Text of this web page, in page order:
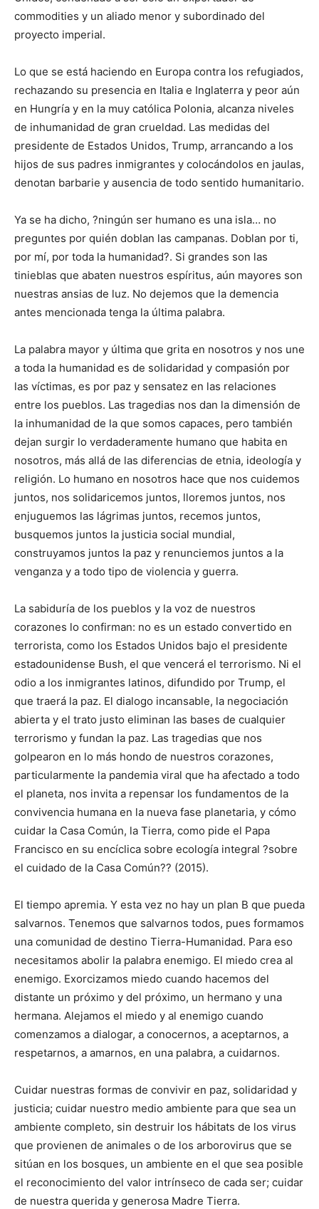
commodities y un aliado menor y subordinado del
proyecto imperial.
Lo que se está haciendo en Europa contra los refugiados,
rechazando su presencia en Italia e Inglaterra y peor aún
en Hungría y en la muy católica Polonia, alcanza niveles
de inhumanidad de gran crueldad. Las medidas del
presidente de Estados Unidos, Trump, arrancando a los
hijos de sus padres inmigrantes y colocándolos en jaulas,
denotan barbarie y ausencia de todo sentido humanitario.
Ya se ha dicho, ?ningún ser humano es una isla… no
preguntes por quién doblan las campanas. Doblan por ti,
por mí, por toda la humanidad?. Si grandes son las
tinieblas que abaten nuestros espíritus, aún mayores son
nuestras ansias de luz. No dejemos que la demencia
antes mencionada tenga la última palabra.
La palabra mayor y última que grita en nosotros y nos une
a toda la humanidad es de solidaridad y compasión por
las víctimas, es por paz y sensatez en las relaciones
entre los pueblos. Las tragedias nos dan la dimensión de
la inhumanidad de la que somos capaces, pero también
dejan surgir lo verdaderamente humano que habita en
nosotros, más allá de las diferencias de etnia, ideología y
religión. Lo humano en nosotros hace que nos cuidemos
juntos, nos solidaricemos juntos, lloremos juntos, nos
enjuguemos las lágrimas juntos, recemos juntos,
busquemos juntos la justicia social mundial,
construyamos juntos la paz y renunciemos juntos a la
venganza y a todo tipo de violencia y guerra.
La sabiduría de los pueblos y la voz de nuestros
corazones lo confirman: no es un estado convertido en
terrorista, como los Estados Unidos bajo el presidente
estadounidense Bush, el que vencerá el terrorismo. Ni el
odio a los inmigrantes latinos, difundido por Trump, el
que traerá la paz. El dialogo incansable, la negociación
abierta y el trato justo eliminan las bases de cualquier
terrorismo y fundan la paz. Las tragedias que nos
golpearon en lo más hondo de nuestros corazones,
particularmente la pandemia viral que ha afectado a todo
el planeta, nos invita a repensar los fundamentos de la
convivencia humana en la nueva fase planetaria, y cómo
cuidar la Casa Común, la Tierra, como pide el Papa
Francisco en su encíclica sobre ecología integral ?sobre
el cuidado de la Casa Común?? (2015).
El tiempo apremia. Y esta vez no hay un plan B que pueda
salvarnos. Tenemos que salvarnos todos, pues formamos
una comunidad de destino Tierra-Humanidad. Para eso
necesitamos abolir la palabra enemigo. El miedo crea al
enemigo. Exorcizamos miedo cuando hacemos del
distante un próximo y del próximo, un hermano y una
hermana. Alejamos el miedo y al enemigo cuando
comenzamos a dialogar, a conocernos, a aceptarnos, a
respetarnos, a amarnos, en una palabra, a cuidarnos.
Cuidar nuestras formas de convivir en paz, solidaridad y
justicia; cuidar nuestro medio ambiente para que sea un
ambiente completo, sin destruir los hábitats de los virus
que provienen de animales o de los arborovirus que se
sitúan en los bosques, un ambiente en el que sea posible
el reconocimiento del valor intrínseco de cada ser; cuidar
de nuestra querida y generosa Madre Tierra.